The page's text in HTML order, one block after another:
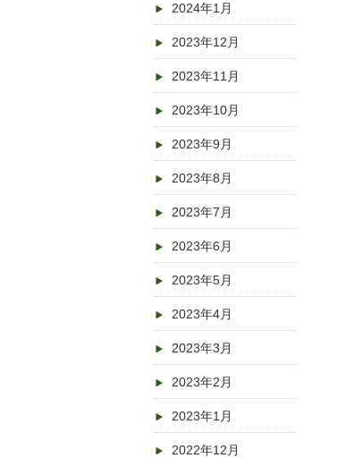
2024年1月
2023年12月
2023年11月
2023年10月
2023年9月
2023年8月
2023年7月
2023年6月
2023年5月
2023年4月
2023年3月
2023年2月
2023年1月
2022年12月